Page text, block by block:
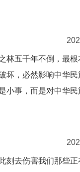
林五千年不倒，最
坏，必然影响中华民
小事，而是对中华民
刻去伤害我们那些正